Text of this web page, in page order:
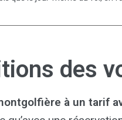
des
à un tarif